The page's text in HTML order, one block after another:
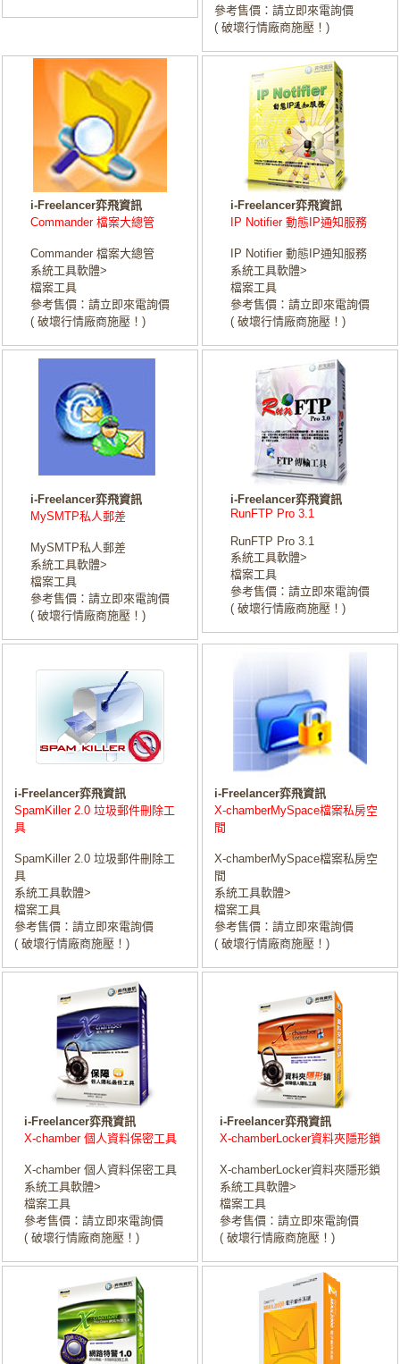
參考售價：請立即來電詢價
( 破壞行情廠商施壓！)
i-Freelancer弈飛資訊
Commander 檔案大總管
Commander 檔案大總管
系統工具軟體>
檔案工具
參考售價：請立即來電詢價
( 破壞行情廠商施壓！)
i-Freelancer弈飛資訊
IP Notifier 動態IP通知服務
IP Notifier 動態IP通知服務
系統工具軟體>
檔案工具
參考售價：請立即來電詢價
( 破壞行情廠商施壓！)
i-Freelancer弈飛資訊
MySMTP私人郵差
MySMTP私人郵差
系統工具軟體>
檔案工具
參考售價：請立即來電詢價
( 破壞行情廠商施壓！)
i-Freelancer弈飛資訊
RunFTP Pro 3.1
RunFTP Pro 3.1
系統工具軟體>
檔案工具
參考售價：請立即來電詢價
( 破壞行情廠商施壓！)
i-Freelancer弈飛資訊
SpamKiller 2.0 垃圾郵件刪除工
具
SpamKiller 2.0 垃圾郵件刪除工
具
系統工具軟體>
檔案工具
參考售價：請立即來電詢價
( 破壞行情廠商施壓！)
i-Freelancer弈飛資訊
X-chamberMySpace檔案私房空
間
X-chamberMySpace檔案私房空
間
系統工具軟體>
檔案工具
參考售價：請立即來電詢價
( 破壞行情廠商施壓！)
i-Freelancer弈飛資訊
X-chamber 個人資料保密工具
X-chamber 個人資料保密工具
系統工具軟體>
檔案工具
參考售價：請立即來電詢價
( 破壞行情廠商施壓！)
i-Freelancer弈飛資訊
X-chamberLocker資料夾隱形鎖
X-chamberLocker資料夾隱形鎖
系統工具軟體>
檔案工具
參考售價：請立即來電詢價
( 破壞行情廠商施壓！)